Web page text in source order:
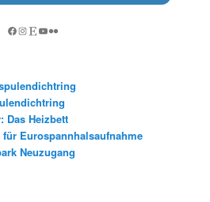
Facebook
Instagram
EtsyYouTube
Flickr
Das Heizbett
Eurospannhalsaufnahme
Neuzugang